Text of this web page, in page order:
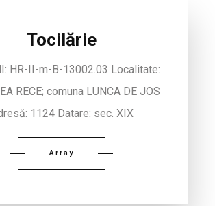
Tocilărie
HR-II-m-B-13002.03 Localitate:
RECE; comuna LUNCA DE JOS
1124 Datare: sec. XIX
Array